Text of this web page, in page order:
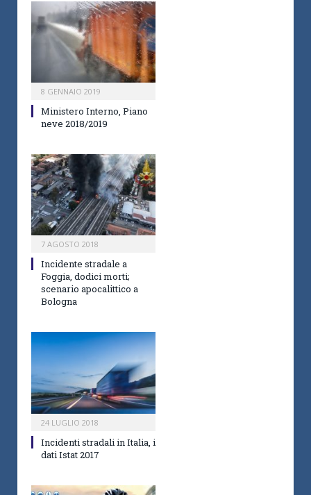
8 GENNAIO 2019
Ministero Interno, Piano
neve 2018/2019
7 AGOSTO 2018
Incidente stradale a
Foggia, dodici morti;
scenario apocalittico a
Bologna
24 LUGLIO 2018
Incidenti stradali in Italia, i
dati Istat 2017